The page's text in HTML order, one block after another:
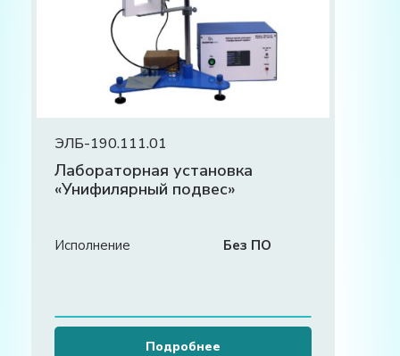
ЭЛБ-190.111.01
Лабораторная установка
«Унифилярный подвес»
Исполнение Без ПО
Подробнее